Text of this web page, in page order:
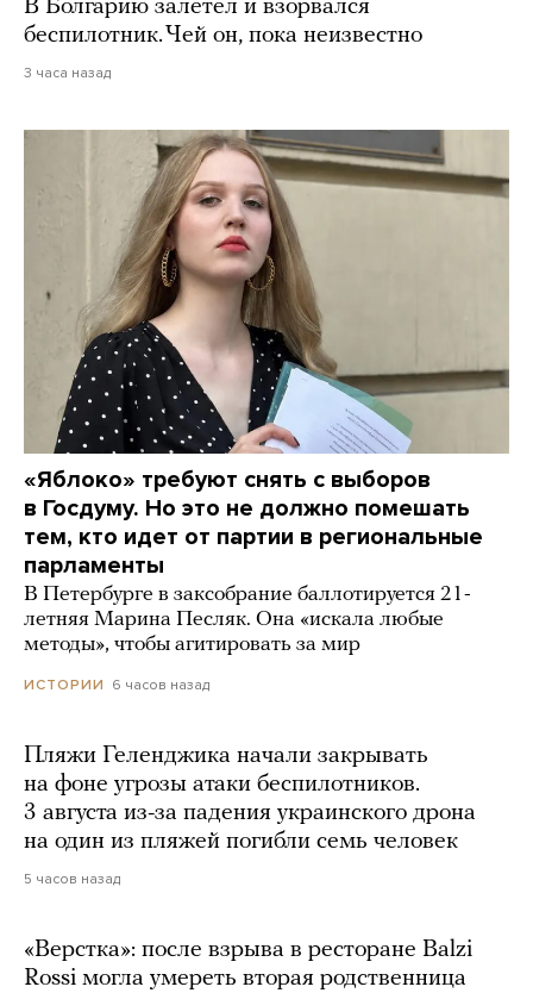
В Болгарию залетел и взорвался
беспилотник. Чей он, пока неизвестно
3 часа назад
«Яблоко» требуют снять с выборов
в Госдуму. Но это не должно помешать
тем, кто идет от партии в региональные
парламенты
В Петербурге в заксобрание баллотируется 21-
летняя Марина Песляк. Она «искала любые
методы», чтобы агитировать за мир
ИСТОРИИ 6 часов назад
Пляжи Геленджика начали закрывать
на фоне угрозы атаки беспилотников.
3 августа из-за падения украинского дрона
на один из пляжей погибли семь человек
5 часов назад
«Верстка»: после взрыва в ресторане Balzi
Rossi могла умереть вторая родственница